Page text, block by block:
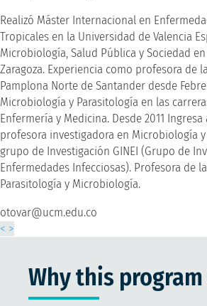
Realizó Máster Internacional en
Tropicales en la Universidad de Valencia
Microbiología, Salud Pública y Sociedad
Zaragoza. Experiencia como profesora de
Pamplona Norte de Santander desde
Microbiología y Parasitología en las
Enfermería y Medicina. Desde 2011 Ingresa
profesora investigadora en Microbiología
grupo de Investigación GINEI (Grupo de
Enfermedades Infecciosas). Profesora de
Parasitología y Microbiología.
otovar@ucm.edu.co
< >
Why this program